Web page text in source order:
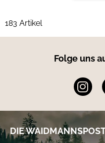
183 Artikel
Folge uns
DIE